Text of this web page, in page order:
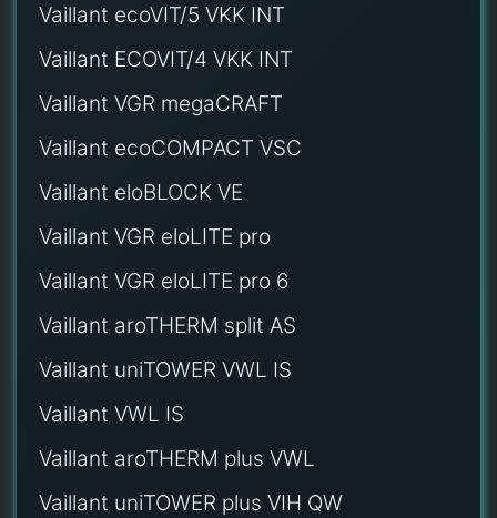
Vaillant ecoVIT/5 VKK INT
Vaillant ECOVIT/4 VKK INT
Vaillant VGR megaCRAFT
Vaillant ecoCOMPACT VSC
Vaillant eloBLOCK VE
Vaillant VGR eloLITE pro
Vaillant VGR eloLITE pro 6
Vaillant aroTHERM split AS
Vaillant uniTOWER VWL IS
Vaillant VWL IS
Vaillant aroTHERM plus VWL
Vaillant uniTOWER plus VIH QW